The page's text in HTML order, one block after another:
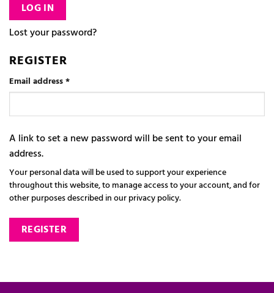
LOG IN
Lost your password?
REGISTER
Email address*Required
A link to set a new password will be sent to your email
address.
Your personal data will be used to support your experience
throughout this website, to manage access to your account, and for
other purposes described in ourprivacy policy.
REGISTER